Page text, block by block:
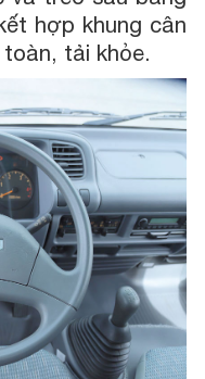
hợp khung cân
tải khỏe.